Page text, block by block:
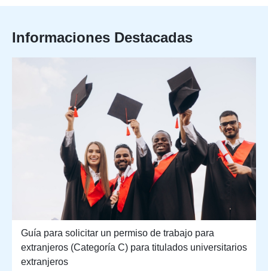
Informaciones Destacadas
Guía para solicitar un permiso de trabajo para
extranjeros (Categoría C) para titulados universitarios
extranjeros